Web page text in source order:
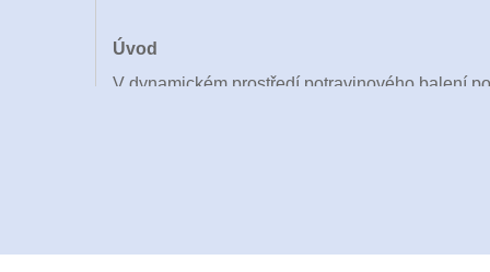
Úvod
V dynamickém prostředí potravinového balení
tržní požadavky. Stroj na tváření papírových
Podporováno více než 30 technickými patenty